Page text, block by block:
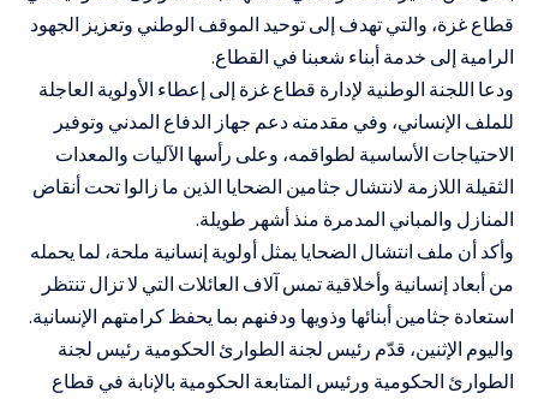
قطاع غزة، والتي تهدف إلى توحيد الموقف الوطني وتعزيز الجهود
الرامية إلى خدمة أبناء شعبنا في القطاع.
ودعا اللجنة الوطنية لإدارة قطاع غزة إلى إعطاء الأولوية العاجلة
للملف الإنساني، وفي مقدمته دعم جهاز الدفاع المدني وتوفير
الاحتياجات الأساسية لطواقمه، وعلى رأسها الآليات والمعدات
الثقيلة اللازمة لانتشال جثامين الضحايا الذين ما زالوا تحت أنقاض
المنازل والمباني المدمرة منذ أشهر طويلة.
وأكد أن ملف انتشال الضحايا يمثل أولوية إنسانية ملحة، لما يحمله
من أبعاد إنسانية وأخلاقية تمس آلاف العائلات التي لا تزال تنتظر
استعادة جثامين أبنائها وذويها ودفنهم بما يحفظ كرامتهم الإنسانية.
واليوم الإثنين، قدّم رئيس لجنة الطوارئ الحكومية رئيس لجنة
الطوارئ الحكومية ورئيس المتابعة الحكومية بالإنابة في قطاع